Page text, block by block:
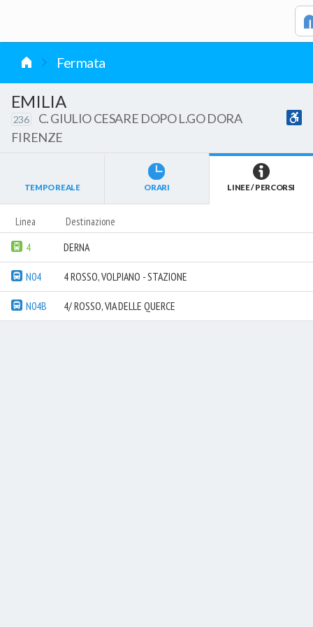
Fermata
EMILIA
236
C. GIULIO CESARE DOPO L.GO DORA
FIRENZE
TEMPO REALE ORARI LINEE / PERCORSI
Linea Destinazione
4 DERNA
N04 4 ROSSO, VOLPIANO - STAZIONE
N04B 4/ ROSSO, VIA DELLE QUERCE